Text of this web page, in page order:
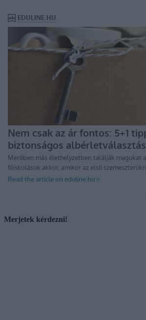
Merjetek kérdezni!